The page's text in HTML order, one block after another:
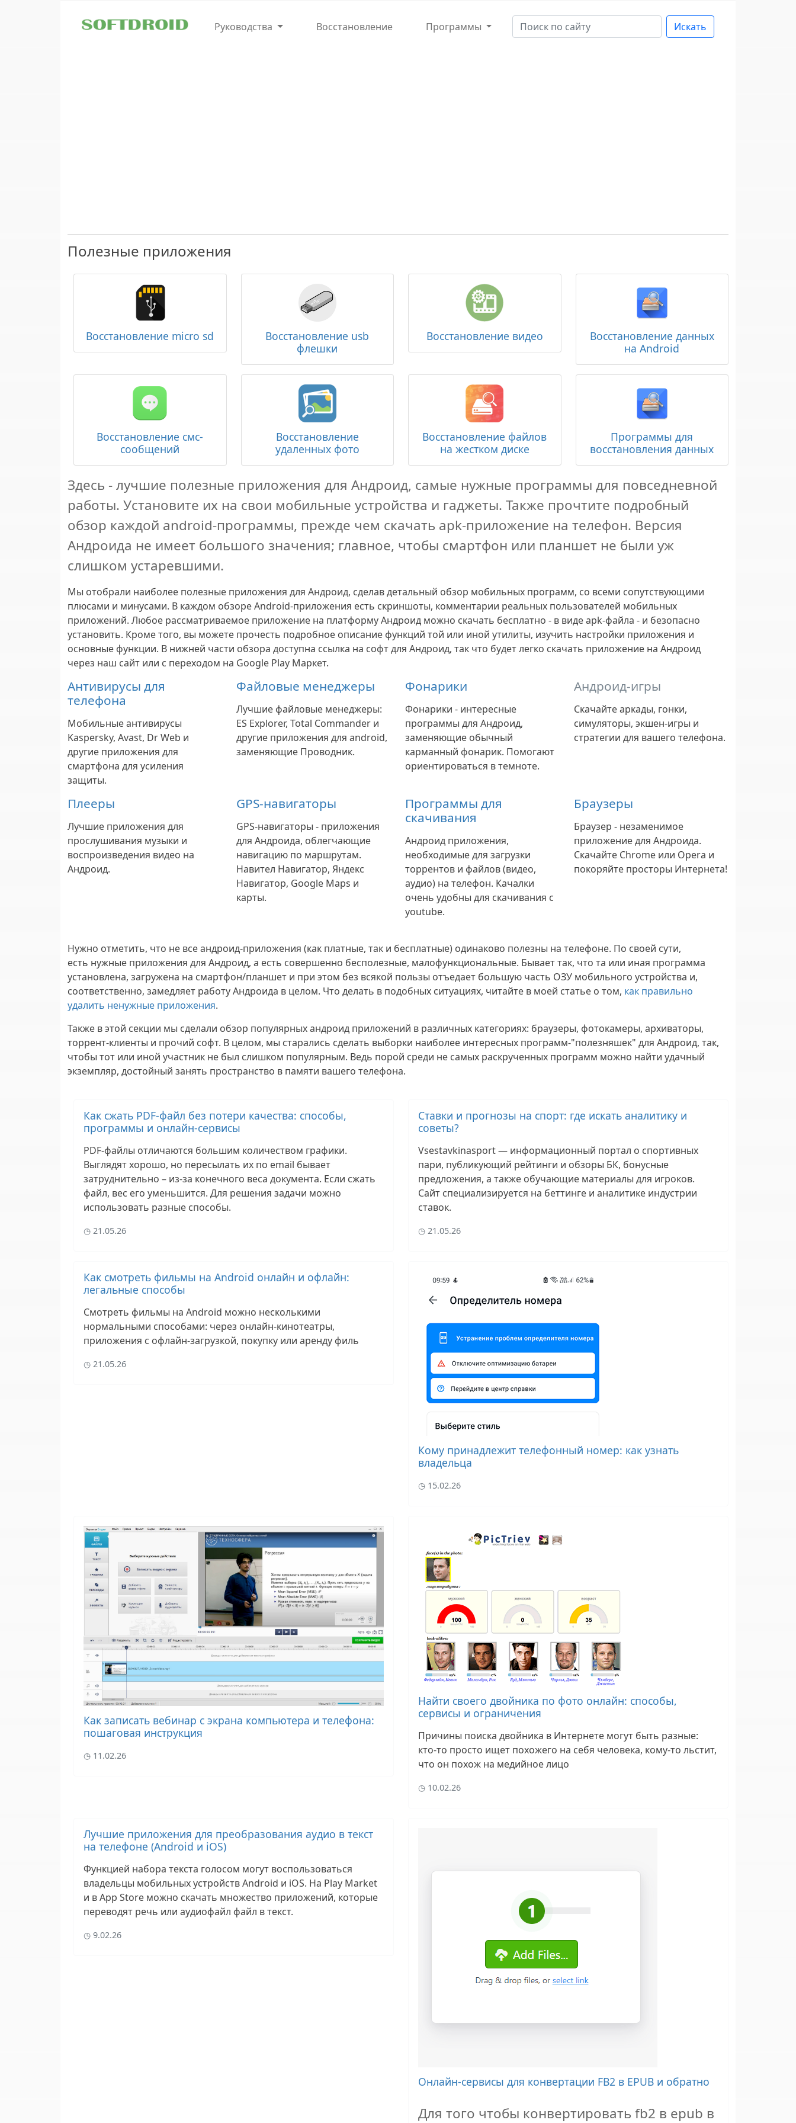
Руководства
Восстановление Программы Искать
Полезные приложения
Восстановление micro sd
Восстановление usb
флешки
Восстановление видео
Восстановление данных
на Android
Восстановление смс-
сообщений
Восстановление
удаленных фото
Восстановление файлов
на жестком диске
Программы для
восстановления данных
Здесь - лучшие полезные приложения для Андроид, самые нужные программы для повседневной
работы. Установите их на свои мобильные устройства и гаджеты. Также прочтите подробный
обзор каждой android-программы, прежде чем скачать apk-приложение на телефон. Версия
Андроида не имеет большого значения; главное, чтобы смартфон или планшет не были уж
слишком устаревшими.
Мы отобрали наиболее полезные приложения для Андроид, сделав детальный обзор мобильных программ, со всеми сопутствующими
плюсами и минусами. В каждом обзоре Android-приложения есть скриншоты, комментарии реальных пользователей мобильных
приложений. Любое рассматриваемое приложение на платформу Андроид можно скачать бесплатно - в виде apk-файла - и безопасно
установить. Кроме того, вы можете прочесть подробное описание функций той или иной утилиты, изучить настройки приложения и
основные функции. В нижней части обзора доступна ссылка на софт для Андроид, так что будет легко скачать приложение на Андроид
через наш сайт или с переходом на Google Play Маркет.
Антивирусы для
телефона
Мобильные антивирусы
Kaspersky, Avast, Dr Web и
другие приложения для
смартфона для усиления
защиты.
Файловые менеджеры
Лучшие файловые менеджеры:
ES Explorer, Total Commander и
другие приложения для android,
заменяющие Проводник.
Фонарики
Фонарики - интересные
программы для Андроид,
заменяющие обычный
карманный фонарик. Помогают
ориентироваться в темноте.
Андроид-игры
Скачайте аркады, гонки,
симуляторы, экшен-игры и
стратегии для вашего телефона.
Плееры
Лучшие приложения для
прослушивания музыки и
воспроизведения видео на
Андроид.
GPS-навигаторы
GPS-навигаторы - приложения
для Андроида, облегчающие
навигацию по маршрутам.
Навител Навигатор, Яндекс
Навигатор, Google Maps и
карты.
Программы для
скачивания
Андроид приложения,
необходимые для загрузки
торрентов и файлов (видео,
аудио) на телефон. Качалки
очень удобны для скачивания с
youtube.
Браузеры
Браузер - незаменимое
приложение для Андроида.
Скачайте Chrome или Opera и
покоряйте просторы Интернета!
Нужно отметить, что не все андроид-приложения (как платные, так и бесплатные) одинаково полезны на телефоне. По своей сути,
есть нужные приложения для Андроид, а есть совершенно бесполезные, малофункциональные. Бывает так, что та или иная программа
установлена, загружена на смартфон/планшет и при этом без всякой пользы отъедает большую часть ОЗУ мобильного устройства и,
соответственно, замедляет работу Андроида в целом. Что делать в подобных ситуациях, читайте в моей статье о том, как правильно
удалить ненужные приложения.
Также в этой секции мы сделали обзор популярных андроид приложений в различных категориях: браузеры, фотокамеры, архиваторы,
торрент-клиенты и прочий софт. В целом, мы старались сделать выборки наиболее интересных программ-"полезняшек" для Андроид, так,
чтобы тот или иной участник не был слишком популярным. Ведь порой среди не самых раскрученных программ можно найти удачный
экземпляр, достойный занять пространство в памяти вашего телефона.
Как сжать PDF-файл без потери качества: способы,
программы и онлайн‑сервисы
PDF-файлы отличаются большим количеством графики.
Выглядят хорошо, но пересылать их по email бывает
затруднительно – из-за конечного веса документа. Если сжать
файл, вес его уменьшится. Для решения задачи можно
использовать разные способы.
21.05.26
Ставки и прогнозы на спорт: где искать аналитику и
советы?
Vsestavkinasport — информационный портал о спортивных
пари, публикующий рейтинги и обзоры БК, бонусные
предложения, а также обучающие материалы для игроков.
Сайт специализируется на беттинге и аналитике индустрии
ставок.
21.05.26
Как смотреть фильмы на Android онлайн и офлайн:
легальные способы
Смотреть фильмы на Android можно несколькими
нормальными способами: через онлайн-кинотеатры,
приложения с офлайн-загрузкой, покупку или аренду филь
21.05.26
Кому принадлежит телефонный номер: как узнать
владельца
15.02.26
Как записать вебинар с экрана компьютера и телефона:
пошаговая инструкция
11.02.26
Найти своего двойника по фото онлайн: способы,
сервисы и ограничения
Причины поиска двойника в Интернете могут быть разные:
кто-то просто ищет похожего на себя человека, кому-то льстит,
что он похож на медийное лицо
10.02.26
Лучшие приложения для преобразования аудио в текст
на телефоне (Android и iOS)
Функцией набора текста голосом могут воспользоваться
владельцы мобильных устройств Android и iOS. На Play Market
и в App Store можно скачать множество приложений, которые
переводят речь или аудиофайл файл в текст.
9.02.26
Онлайн‑сервисы для конвертации FB2 в EPUB и обратно
Для того чтобы конвертировать fb2 в epub в